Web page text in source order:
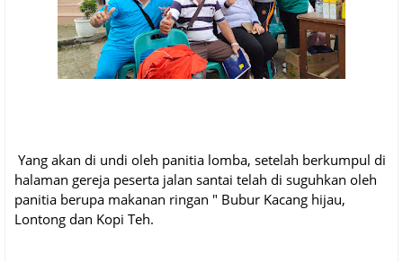
Yang akan di undi oleh panitia lomba, setelah berkumpul di
halaman gereja peserta jalan santai telah di suguhkan oleh
panitia berupa makanan ringan " Bubur Kacang hijau,
Lontong dan Kopi Teh.